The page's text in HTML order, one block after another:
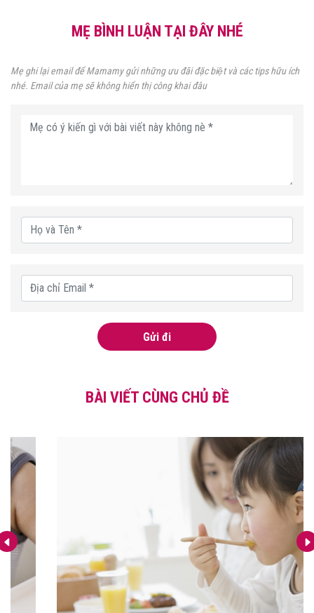
MẸ BÌNH LUẬN TẠI ĐÂY NHÉ
Mẹ ghi lại email để Mamamy gửi những ưu đãi đặc biệt và các tips hữu ích
nhé. Email của mẹ sẽ không hiển thị công khai đâu
Gửi đi
BÀI VIẾT CÙNG CHỦ ĐỀ